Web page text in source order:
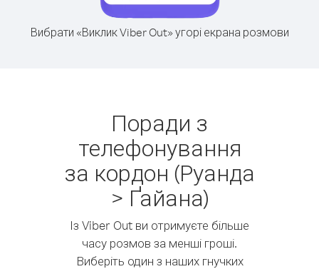
Вибрати «Виклик Viber Out» угорі екрана розмови
Поради з
телефонування
за кордон (Руанда
> Ґайана)
Із Viber Out ви отримуєте більше
часу розмов за менші гроші.
Виберіть один з наших гнучких